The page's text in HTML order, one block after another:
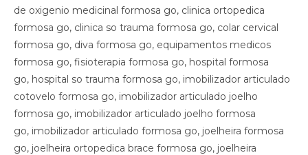
de oxigenio medicinal formosa go, clinica ortopedica
formosa go, clinica so trauma formosa go, colar cervical
formosa go, diva formosa go, equipamentos medicos
formosa go, fisioterapia formosa go, hospital formosa
go, hospital so trauma formosa go, imobilizador articulado
cotovelo formosa go, imobilizador articulado joelho
formosa go, imobilizador articulado joelho formosa
go, imobilizador articulado formosa go, joelheira formosa
go, joelheira ortopedica brace formosa go, joelheira